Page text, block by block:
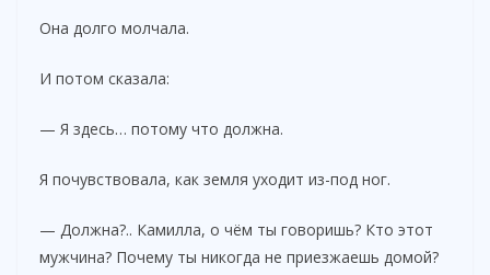
Она долго молчала.
И потом сказала:
— Я здесь… потому что должна.
Я почувствовала, как земля уходит из-под ног.
— Должна?.. Камилла, о чём ты говоришь? Кто этот
мужчина? Почему ты никогда не приезжаешь домой?